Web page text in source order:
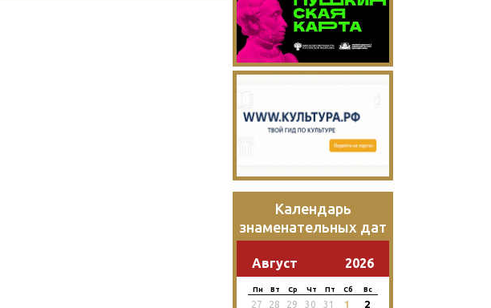
Календарь
знаменательных дат
Август 2026
Пн Вт Ср Чт Пт Сб Вс
27 28 29 30 31 1 2